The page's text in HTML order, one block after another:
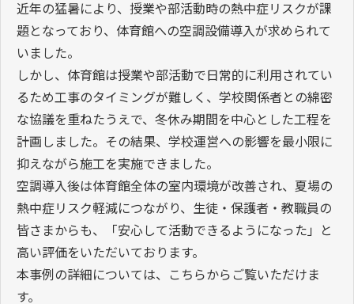
既存体育館へ空調設備を新規導入した事例です。
近年の猛暑により、授業や部活動時の熱中症リスクが課
題となっており、体育館への空調設備導入が求められて
いました。
しかし、体育館は授業や部活動で日常的に利用されてい
るため工事のタイミングが難しく、学校関係者との綿密